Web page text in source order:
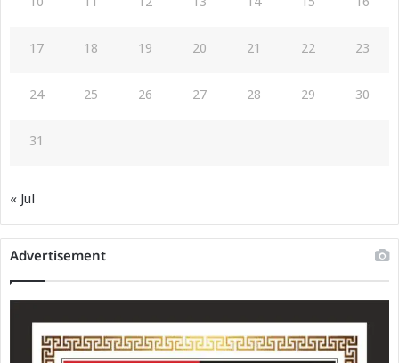
10 11 12 13 14 15 16
17 18 19 20 21 22 23
24 25 26 27 28 29 30
31
« Jul
Advertisement